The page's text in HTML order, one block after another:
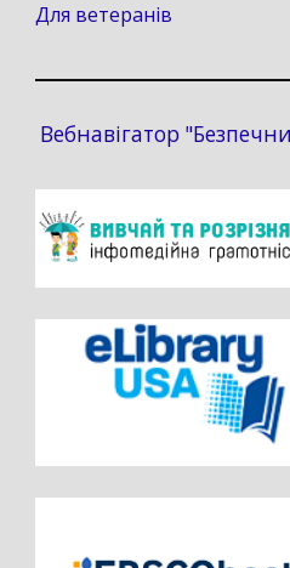
Для ветеранів
Вебнавігатор